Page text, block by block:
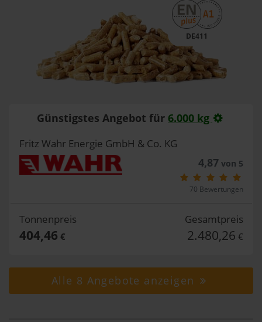
DE411
Günstigstes Angebot für 6.000 kg
Fritz Wahr Energie GmbH & Co. KG
4,87von 5
70 Bewertungen
Tonnenpreis
404,46 €
Gesamtpreis
2.480,26 €
Alle 8 Angebote anzeigen